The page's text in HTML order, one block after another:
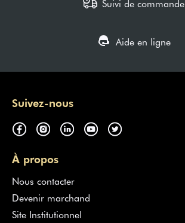
Suivi de commande
Aide en ligne
Suivez-nous
À propos
Nous contacter
Devenir marchand
Site Institutionnel